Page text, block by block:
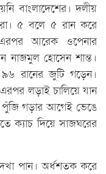
বাংলাদেশের। দলীয়
৫ বলে ৫ রান করে
আরেক ওপেনার
নাজমুল হোসেন শান্ত।
রানের জুটি গড়েন।
লড়াই চালিয়ে যান
পুঁজি গড়ার আগেই ভেঙে
ক্যাচ দিয়ে সাজঘরের
পান। অর্ধশতক করে